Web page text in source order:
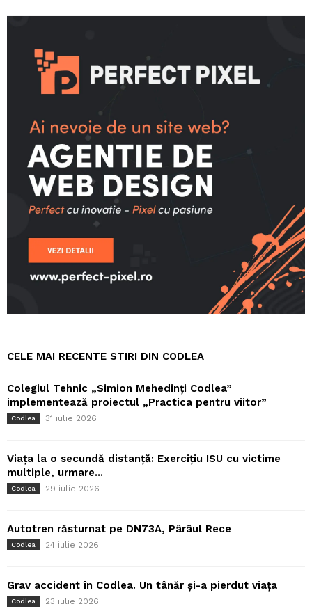
CELE MAI RECENTE STIRI DIN CODLEA
Colegiul Tehnic „Simion Mehedinți Codlea”
implementează proiectul „Practica pentru viitor”
Codlea 31 iulie 2026
Viața la o secundă distanță: Exercițiu ISU cu victime
multiple, urmare...
Codlea 29 iulie 2026
Autotren răsturnat pe DN73A, Pârâul Rece
Codlea 24 iulie 2026
Grav accident în Codlea. Un tânăr și-a pierdut viața
Codlea 23 iulie 2026